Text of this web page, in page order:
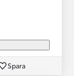
Spara